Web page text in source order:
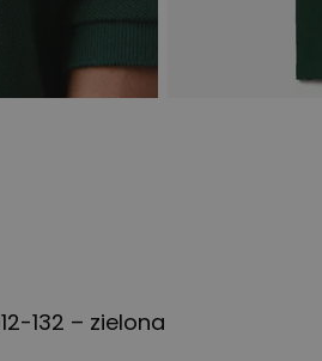
132 – zielona